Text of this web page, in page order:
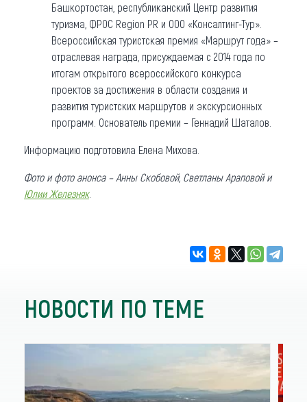
Башкортостан, республиканский Центр развития
туризма, ФРОС Region PR и ООО «Консалтинг-Тур».
Всероссийская туристская премия «Маршрут года» –
отраслевая награда, присуждаемая с 2014 года по
итогам открытого всероссийского конкурса
проектов за достижения в области создания и
развития туристских маршрутов и экскурсионных
программ. Основатель премии – Геннадий Шаталов.
Информацию подготовила Елена Михова.
Фото и фото анонса – Анны Скобовой, Светланы Араповой и
Юлии Железняк.
НОВОСТИ ПО ТЕМЕ